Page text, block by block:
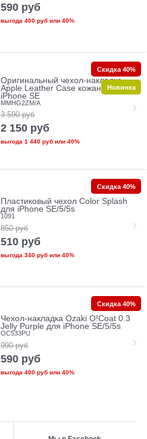
590 руб
выгода 400 рубили 40%
Оригинальный чехол-накладка
Apple Leather Case кожаный для
iPhone SE
MMHG2ZM/A
3 590 руб
2 150 руб
выгода 1 440 рубили 40%
Скидка 40%
Новинка
Пластиковый чехол Color Splash
для iPhone SE/5/5s
1091
850 руб
510 руб
выгода 340 рубили 40%
Скидка 40%
Чехол-накладка Ozaki O!Coat 0.3
Jelly Purple для iPhone SE/5/5s
OC533PU
990 руб
590 руб
выгода 400 рубили 40%
Скидка 40%